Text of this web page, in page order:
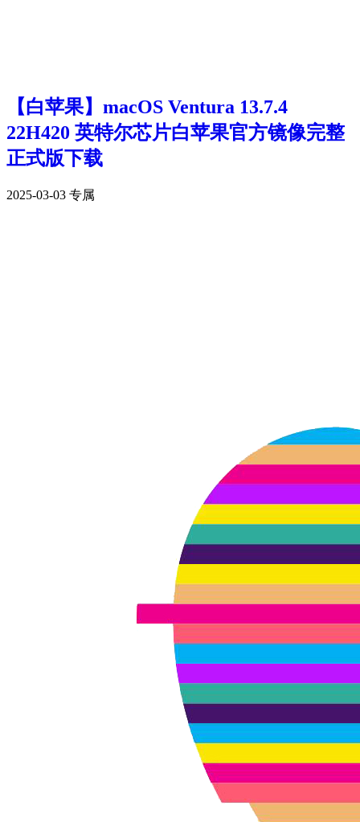
【白苹果】macOS Ventura 13.7.4
22H420 英特尔芯片白苹果官方镜像完整
正式版下载
2025-03-03 专属